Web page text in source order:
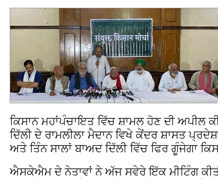
ਕਿਸਾਨ ਮਹਾਂਪੰਚਾਇਤ ਵਿੱਚ ਸ਼ਾਮਲ ਹੋਣ ਦੀ ਅਪੀਲ
ਦਿੱਲੀ ਦੇ ਰਾਮਲੀਲਾ ਮੈਦਾਨ ਵਿਖੇ ਕੇਂਦਰ ਸ਼ਾਸਤ
ਅਤੇ ਤਿੰਨ ਸਾਲਾਂ ਬਾਅਦ ਦਿੱਲੀ ਵਿੱਚ ਫਿਰ ਗੂੰਜੇਗਾ
ਐਸਕੇਐਮ ਦੇ ਨੇਤਾਵਾਂ ਨੇ ਅੱਜ ਸਵੇਰੇ ਇੱਕ ਮੀਟਿੰਗ